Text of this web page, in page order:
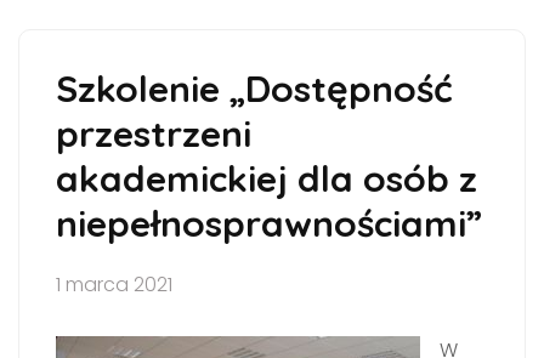
Szkolenie „Dostępność
przestrzeni
akademickiej dla osób z
niepełnosprawnościami”
1 marca 2021
W